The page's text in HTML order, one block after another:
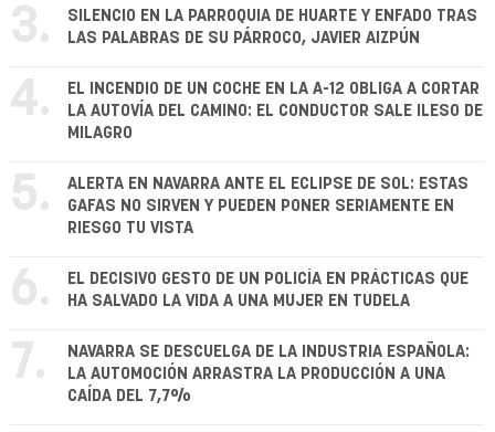
3.
SILENCIO EN LA PARROQUIA DE HUARTE Y ENFADO TRAS
LAS PALABRAS DE SU PÁRROCO, JAVIER AIZPÚN
4.
EL INCENDIO DE UN COCHE EN LA A-12 OBLIGA A CORTAR
LA AUTOVÍA DEL CAMINO: EL CONDUCTOR SALE ILESO DE
MILAGRO
5.
ALERTA EN NAVARRA ANTE EL ECLIPSE DE SOL: ESTAS
GAFAS NO SIRVEN Y PUEDEN PONER SERIAMENTE EN
RIESGO TU VISTA
6.
EL DECISIVO GESTO DE UN POLICÍA EN PRÁCTICAS QUE
HA SALVADO LA VIDA A UNA MUJER EN TUDELA
7.
NAVARRA SE DESCUELGA DE LA INDUSTRIA ESPAÑOLA:
LA AUTOMOCIÓN ARRASTRA LA PRODUCCIÓN A UNA
CAÍDA DEL 7,7%